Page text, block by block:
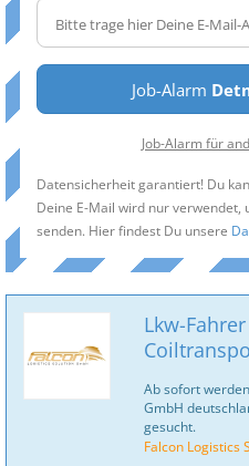
Job-Alarm
Job-Alarm für
Datensicherheit garantiert! Du
Deine E-Mail wird nur
senden. Hier findest Du unsere
Lkw-
Ab sofort
GmbH
gesucht.
Falcon Logistics